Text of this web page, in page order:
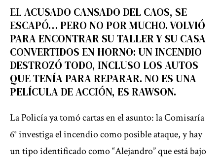
EL ACUSADO CANSADO DEL CAOS, SE
ESCAPÓ… PERO NO POR MUCHO. VOLVIÓ
PARA ENCONTRAR SU TALLER Y SU CASA
CONVERTIDOS EN HORNO: UN INCENDIO
DESTROZÓ TODO, INCLUSO LOS AUTOS
QUE TENÍA PARA REPARAR. NO ES UNA
PELÍCULA DE ACCIÓN, ES RAWSON.
La Policía ya tomó cartas en el asunto: la Comisaría
6° investiga el incendio como posible ataque, y hay
un tipo identificado como “Alejandro” que está bajo